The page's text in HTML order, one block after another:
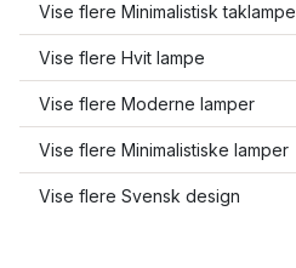
Vise flere Minimalistisk taklampe
Vise flere Hvit lampe
Vise flere Moderne lamper
Vise flere Minimalistiske lamper
Vise flere Svensk design